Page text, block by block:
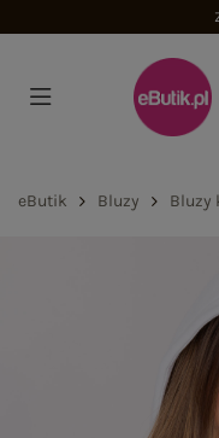
eButik Bluzy Bluzy